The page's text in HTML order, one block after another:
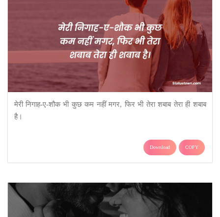
मेरी निगाह-ए-शौक भी कुछ कम नहीं मगर, फिर भी तेरा शबाब तेरा ही शबाब
है।
Download COPY